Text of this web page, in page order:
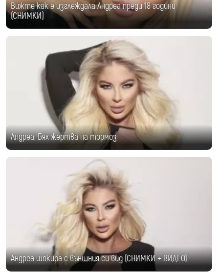
Вижте как е изглеждала Андреа преди 18 години
(СНИМКИ)
Андреа: Бях жертва на тормоз
Андреа шокира с външния си вид (СНИМКИ + ВИДЕО)